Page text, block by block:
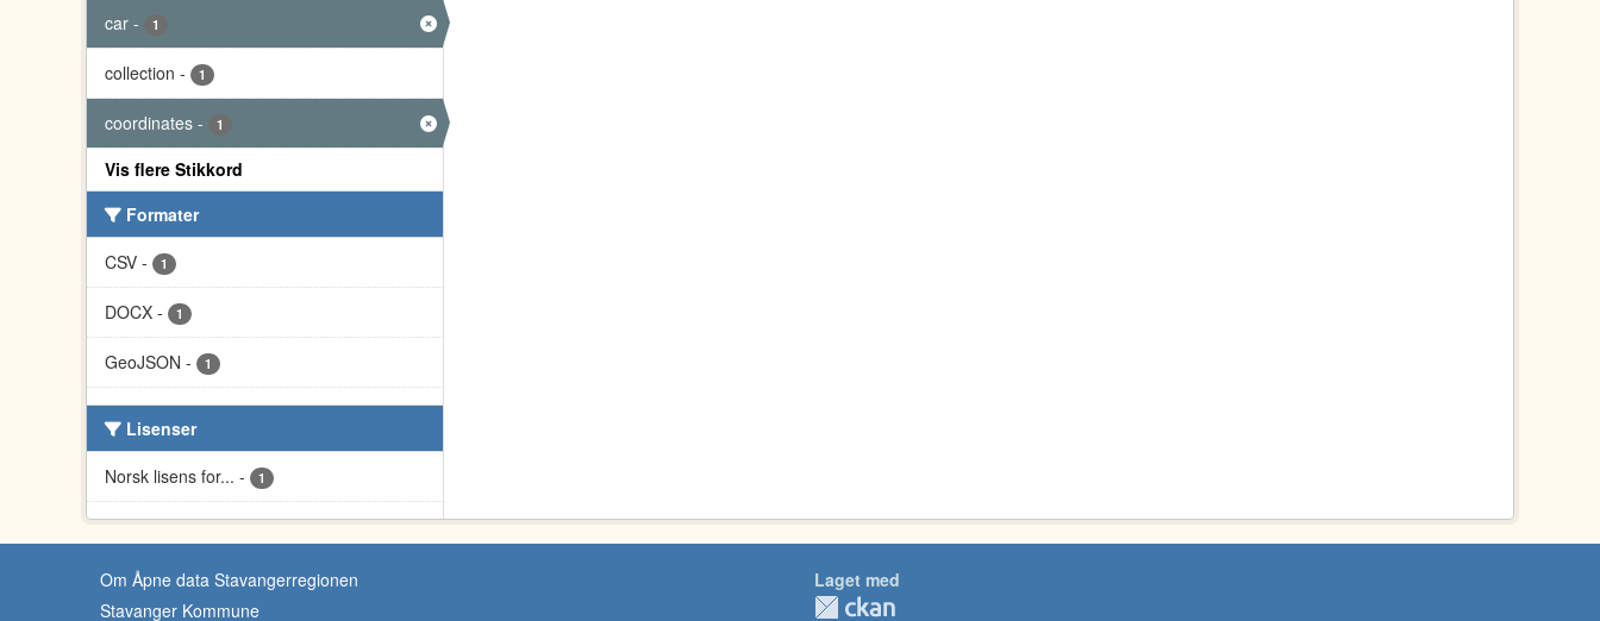
car - 1
collection - 1
coordinates - 1
Vis flere Stikkord
Formater
CSV - 1
DOCX - 1
GeoJSON - 1
Lisenser
Norsk lisens for... - 1
Om Åpne data Stavangerregionen
Stavanger Kommune
Laget med